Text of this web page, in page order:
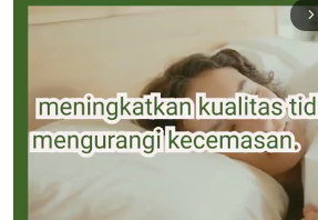
arrow_forward_ios